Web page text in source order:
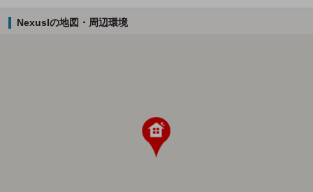
NexusIの地図・周辺環境